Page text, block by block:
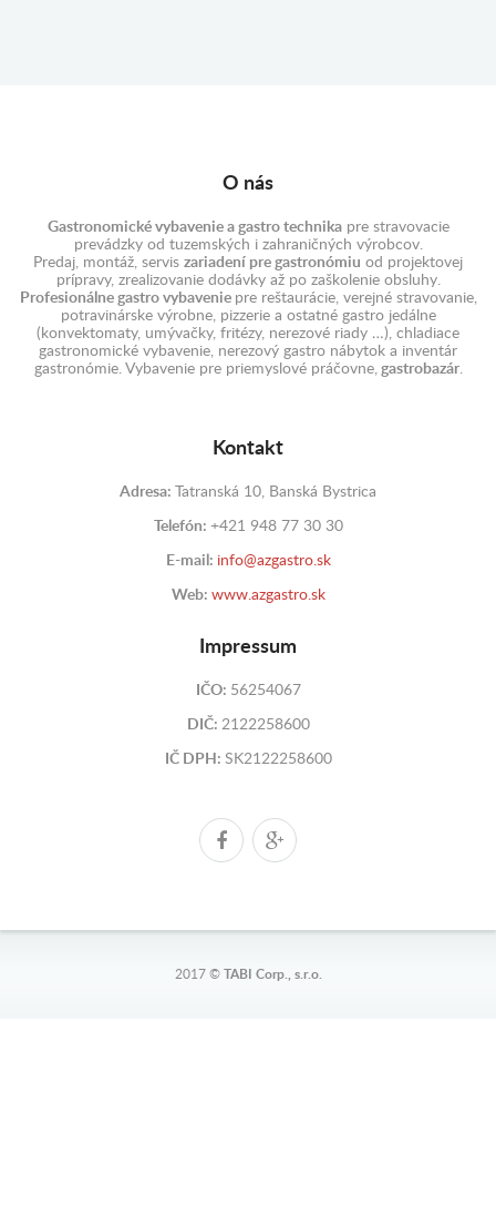
O nás
Gastronomické vybavenie a gastro technikapre stravovacie
prevádzky od tuzemských i zahraničných výrobcov.
Predaj, montáž, servis zariadení pre gastronómiu od projektovej
prípravy, zrealizovanie dodávky až po zaškolenie obsluhy.
Profesionálne gastro vybavenie pre reštaurácie, verejné stravovanie,
potravinárske výrobne, pizzerie a ostatné gastro jedálne
(konvektomaty, umývačky, fritézy, nerezové riady …), chladiace
gastronomické vybavenie, nerezový gastro nábytok a inventár
gastronómie. Vybavenie pre priemyslové práčovne,gastrobazár.
Kontakt
Adresa: Tatranská 10, Banská Bystrica
Telefón: +421 948 77 30 30
E-mail: info@azgastro.sk
Web: www.azgastro.sk
Impressum
IČO: 56254067
DIČ: 2122258600
IČ DPH: SK2122258600
2017 © TABI Corp., s.r.o.